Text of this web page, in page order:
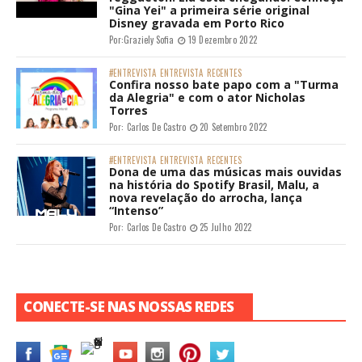
"Gina Yei" a primeira série original
Disney gravada em Porto Rico
Por:Graziely Sofia 19 Dezembro 2022
#ENTREVISTA ENTREVISTA RECENTES
Confira nosso bate papo com a "Turma
da Alegria" e com o ator Nicholas
Torres
Por: Carlos De Castro 20 Setembro 2022
#ENTREVISTA ENTREVISTA RECENTES
Dona de uma das músicas mais ouvidas
na história do Spotify Brasil, Malu, a
nova revelação do arrocha, lança
“Intenso”
Por: Carlos De Castro 25 Julho 2022
CONECTE-SE NAS NOSSAS REDES